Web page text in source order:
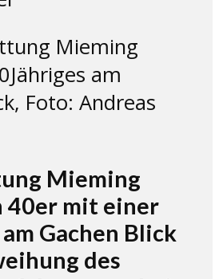
Mieming
am
Foto: Andreas
Mieming
mit einer
Gachen Blick
des